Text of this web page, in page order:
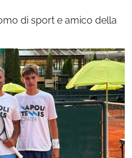
di sport e amico della